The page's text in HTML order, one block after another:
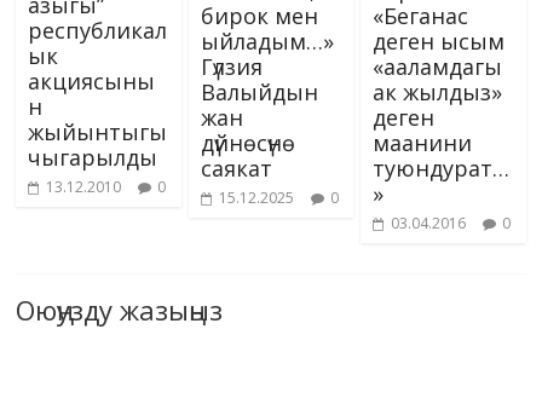
республикал
ык
акциясыны
н
жыйынтыгы
чыгарылды
13.12.2010 0
бирок мен
ыйладым…»
Гүлзия
Валыйдын
жан
дүйнөсүнө
саякат
15.12.2025 0
«Беганас
деген ысым
«ааламдагы
ак жылдыз»
деген
маанини
туюндурат…
»
03.04.2016 0
Оюңузду жазыңыз